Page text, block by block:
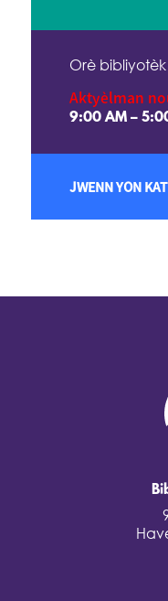
Orè bibliyotèk
Aktyèlman
9:00 AM –
JWENN YON